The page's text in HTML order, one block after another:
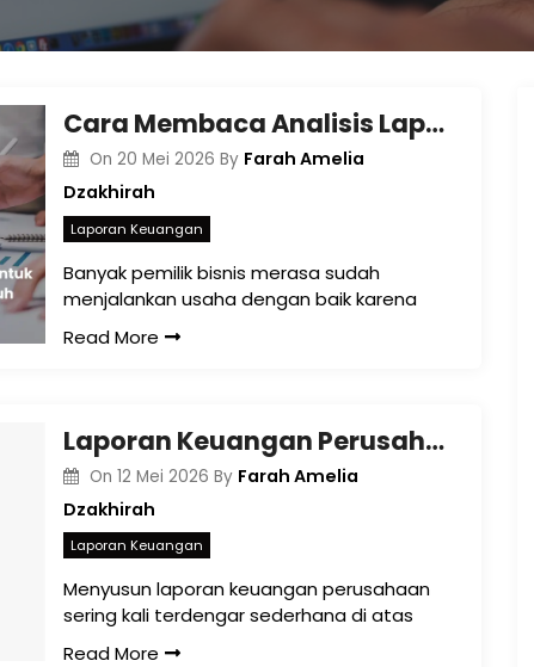
Cara Membaca Analisis Laporan Keuangan untuk Menilai Kinerja Perusahaan Secara Menyeluruh
On 20 Mei 2026 By Farah Amelia
Dzakhirah
Laporan Keuangan
Banyak pemilik bisnis merasa sudah
menjalankan usaha dengan baik karena
Read More
Laporan Keuangan Perusahaan di Tengah Era Transparansi: Tidak Lagi Hanya Tentang Angka
On 12 Mei 2026 By Farah Amelia
Dzakhirah
Laporan Keuangan
Menyusun laporan keuangan perusahaan
sering kali terdengar sederhana di atas
Read More